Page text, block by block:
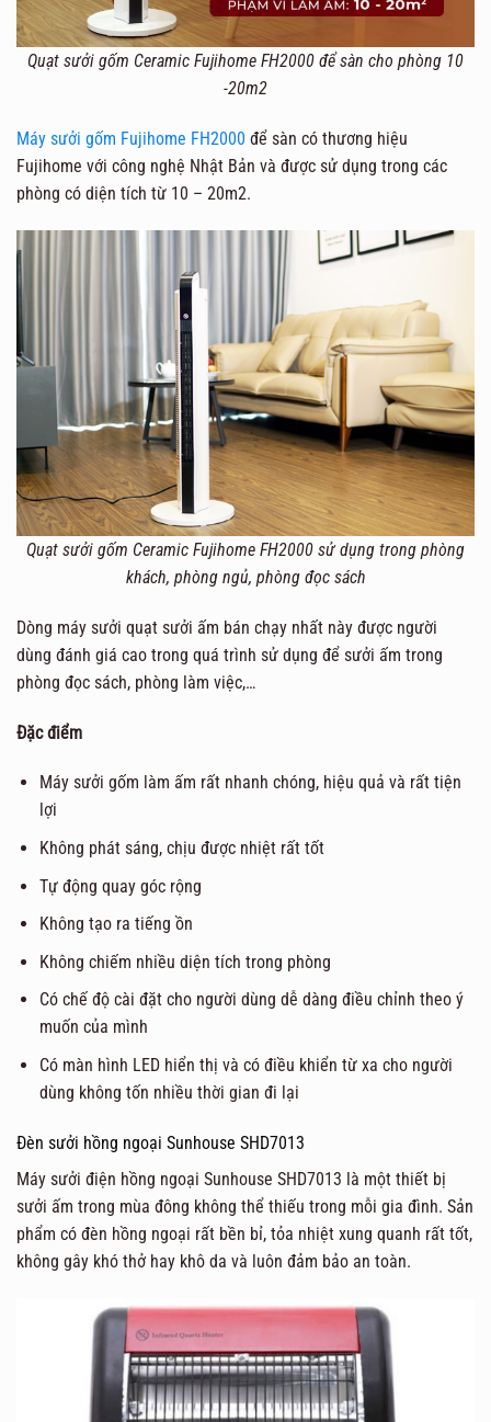
Quạt sưởi gốm Ceramic Fujihome FH2000 để sàn cho phòng 10
-20m2
Máy sưởi gốm Fujihome FH2000 để sàn có thương hiệu
Fujihome với công nghệ Nhật Bản và được sử dụng trong các
phòng có diện tích từ 10 – 20m2.
Quạt sưởi gốm Ceramic Fujihome FH2000 sử dụng trong phòng
khách, phòng ngủ, phòng đọc sách
Dòng máy sưởi quạt sưởi ấm bán chạy nhất này được người
dùng đánh giá cao trong quá trình sử dụng để sưởi ấm trong
phòng đọc sách, phòng làm việc,…
Đặc điểm
Máy sưởi gốm làm ấm rất nhanh chóng, hiệu quả và rất tiện
lợi
Không phát sáng, chịu được nhiệt rất tốt
Tự động quay góc rộng
Không tạo ra tiếng ồn
Không chiếm nhiều diện tích trong phòng
Có chế độ cài đặt cho người dùng dễ dàng điều chỉnh theo ý
muốn của mình
Có màn hình LED hiển thị và có điều khiển từ xa cho người
dùng không tốn nhiều thời gian đi lại
Đèn sưởi hồng ngoại Sunhouse SHD7013
Máy sưởi điện hồng ngoại Sunhouse SHD7013 là một thiết bị
sưởi ấm trong mùa đông không thể thiếu trong mỗi gia đình. Sản
phẩm có đèn hồng ngoại rất bền bỉ, tỏa nhiệt xung quanh rất tốt,
không gây khó thở hay khô da và luôn đảm bảo an toàn.